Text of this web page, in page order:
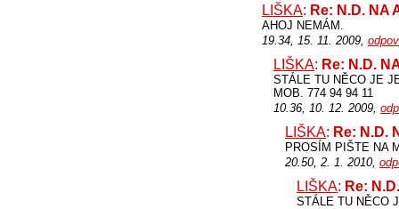
LIŠKA: Re: N.D. NA
AHOJ NEMÁM.
19.34, 15. 11. 2009,
LIŠKA: Re: N.D.
STÁLE TU NĚCO JE
MOB. 774 94 94 11
10.36, 10. 12. 2009,
LIŠKA: Re: N.D.
PROSÍM PIŠTE NA
20.50, 2. 1. 2010,
LIŠKA: Re:
STÁLE TU NĚCO